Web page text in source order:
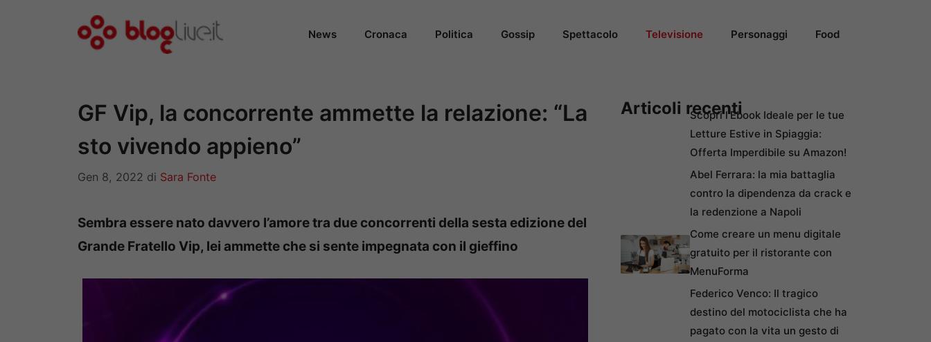
News Cronaca Politica Gossip Spettacolo Televisione Personaggi Food
GF Vip, la concorrente ammette la relazione: “La
sto vivendo appieno”
Gen 8, 2022 di Sara Fonte
Sembra essere nato davvero l’amore tra due concorrenti della sesta edizione del
Grande Fratello Vip, lei ammette che si sente impegnata con il gieffino
Articoli recentiScopri l’Ebook Ideale per le tue
Letture Estive in Spiaggia:
Offerta Imperdibile su Amazon!
Abel Ferrara: la mia battaglia
contro la dipendenza da crack e
la redenzione a Napoli
Come creare un menu digitale
gratuito per il ristorante con
MenuForma
Federico Venco: Il tragico
destino del motociclista che ha
pagato con la vita un gesto di